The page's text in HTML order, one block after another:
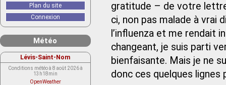
gratitude – de votre
ci, non pas malade à vrai
l’influenza et me rendait
changeant, je suis parti
bienfaisante. Mais je ne
donc ces quelques lignes
Plan du site
Connexion
Météo
Lévis-Saint-Nom
Conditions météo à 8 août 2026 à
13h18min
OpenWeather